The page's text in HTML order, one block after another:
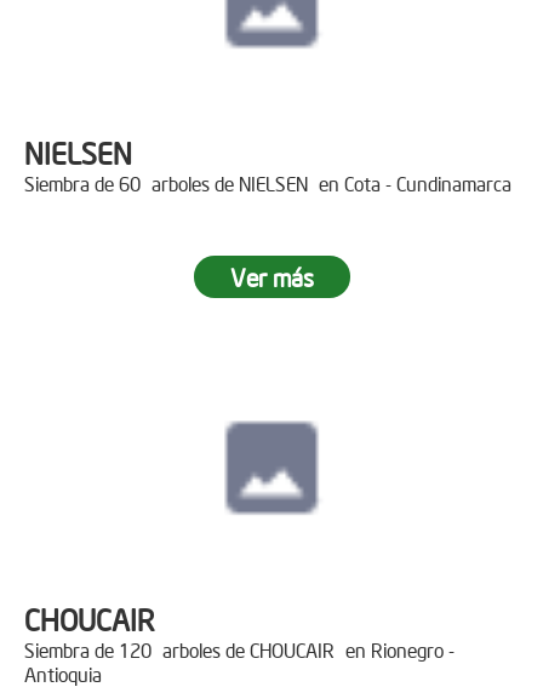
NIELSEN
Siembra de 60 arboles de NIELSEN en Cota - Cundinamarca
Ver más
CHOUCAIR
Siembra de 120 arboles de CHOUCAIR en Rionegro -
Antioquia